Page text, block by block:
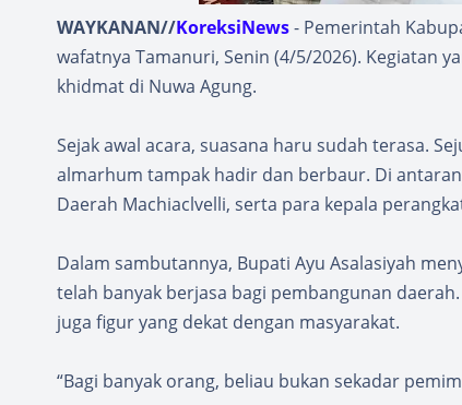
WAYKANAN//KoreksiNews- Pemerintah
wafatnya Tamanuri, Senin (4/5/2026). Kegiatan
khidmat di Nuwa Agung.
Sejak awal acara, suasana haru sudah terasa.
almarhum tampak hadir dan berbaur. Di
Daerah Machiaclvelli, serta para kepala
Dalam sambutannya, Bupati Ayu Asalasiyah
telah banyak berjasa bagi pembangunan
juga figur yang dekat dengan masyarakat.
“Bagi banyak orang, beliau bukan sekadar